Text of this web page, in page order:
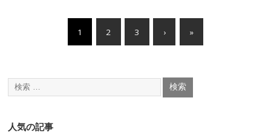
1 2 3 › »
人気の記事